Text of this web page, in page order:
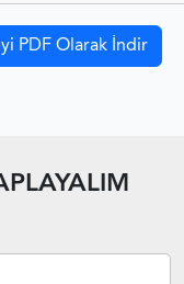
PDF Olarak İndir